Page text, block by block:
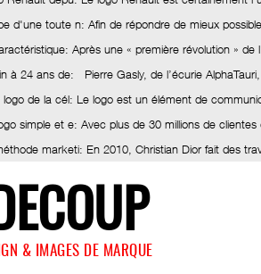
d'une toute n: Afin de répondre de mieux
: Après une « première révolution » de
à 24 ans de: Pierre Gasly, de l’écurie
de la cél: Le logo est un élément de
simple et e: Avec plus de 30 millions de
marketi: En 2010, Christian Dior fait des
& IMAGES DE MARQUE